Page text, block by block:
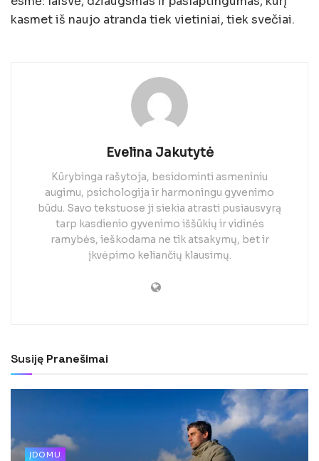
kasmet iš naujo atranda tiek vietiniai, tiek svečiai.
Evelina Jakutytė
Kūrybinga rašytoja, besidominti asmeniniu
augimu, psichologija ir harmoningu gyvenimo
būdu. Savo tekstuose ji siekia atrasti pusiausvyrą
tarp kasdienio gyvenimo iššūkių ir vidinės
ramybės, ieškodama ne tik atsakymų, bet ir
įkvėpimo keliančių klausimų.
Susiję Pranešimai
ĮDOMU